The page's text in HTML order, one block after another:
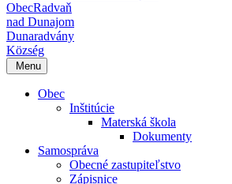
ObecRadvaň
nad Dunajom
Dunaradvány
Község
Menu
Obec
Inštitúcie
Materská škola
Dokumenty
Samospráva
Obecné zastupiteľstvo
Zápisnice